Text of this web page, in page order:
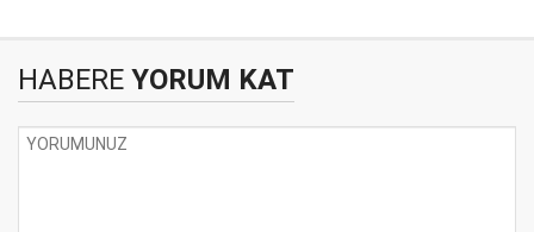
HABERE YORUM KAT